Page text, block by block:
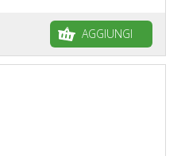
AGGIUNGI